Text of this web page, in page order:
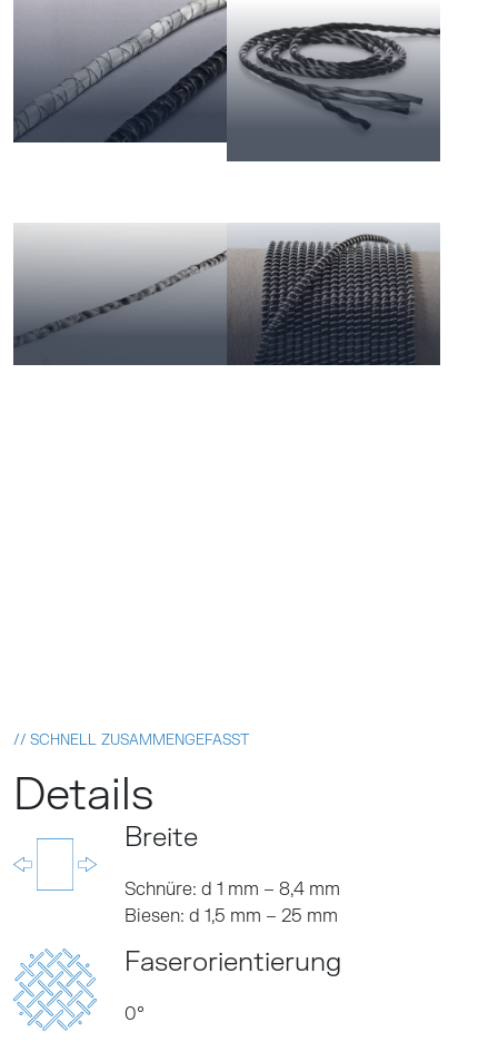
// SCHNELL ZUSAMMENGEFASST
Details
Breite
Schnüre: d 1 mm – 8,4 mm
Biesen: d 1,5 mm – 25 mm
Faserorientierung
0°